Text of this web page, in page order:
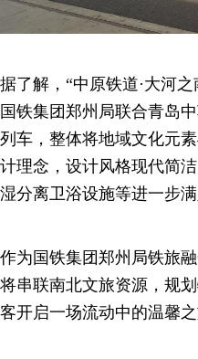
据了解，“中原铁道·大河
国铁集团郑州局联合青岛
列车，整体将地域文化元
计理念，设计风格现代简
湿分离卫浴设施等进一步
作为国铁集团郑州局铁旅
将串联南北文旅资源，规
客开启一场流动中的温馨之